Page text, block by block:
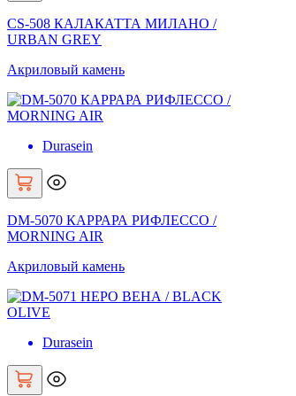
CS-508 КАЛАКАТТА МИЛАНО /
URBAN GREY
Акриловый камень
Durasein
DM-5070 КАРРАРА РИФЛЕССО /
MORNING AIR
Акриловый камень
Durasein